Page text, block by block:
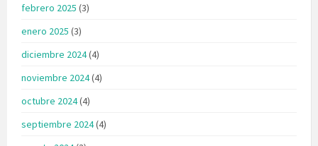
febrero 2025 (3)
enero 2025 (3)
diciembre 2024(4)
noviembre 2024(4)
octubre 2024(4)
septiembre 2024(4)